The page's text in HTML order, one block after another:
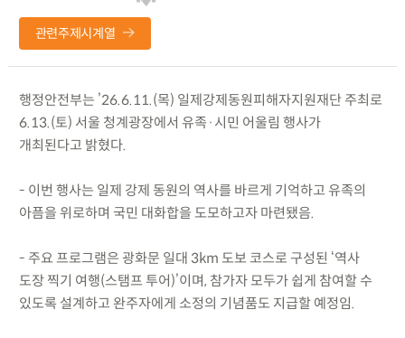
관련주제시계열
행정안전부는 ’26.6.11.(목) 일제강제동원피해자지원재단 주최로
6.13.(토) 서울 청계광장에서 유족·시민 어울림 행사가
개최된다고 밝혔다.
- 이번 행사는 일제 강제 동원의 역사를 바르게 기억하고 유족의
아픔을 위로하며 국민 대화합을 도모하고자 마련됐음.
- 주요 프로그램은 광화문 일대 3km 도보 코스로 구성된 ‘역사
도장 찍기 여행(스탬프 투어)’이며, 참가자 모두가 쉽게 참여할 수
있도록 설계하고 완주자에게 소정의 기념품도 지급할 예정임.